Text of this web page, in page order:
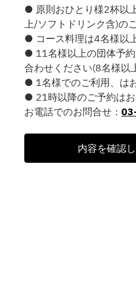
● 原則おひとり様2杯以
上/ソフトドリンク含)の
● コース料理は4名様以
● 11名様以上の団体予
合わせください(8名様以
● 1名様でのご利用、は
● 21時以降のご予約はお
お電話でのお問合せ：
内容を確認